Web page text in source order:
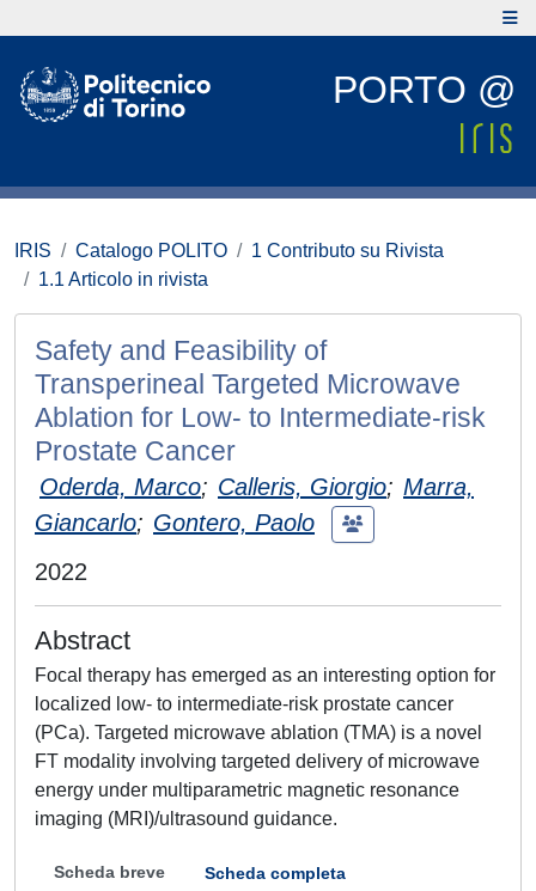
PORTO @
IRIS Catalogo POLITO
1 Contributo su Rivista
1.1 Articolo in rivista
Safety and Feasibility of
Transperineal Targeted Microwave
Ablation for Low- to Intermediate-risk
Prostate Cancer
Oderda, Marco; Calleris, Giorgio; Marra,
Giancarlo; Gontero, Paolo
2022
Abstract
Focal therapy has emerged as an interesting option for
localized low- to intermediate-risk prostate cancer
(PCa). Targeted microwave ablation (TMA) is a novel
FT modality involving targeted delivery of microwave
energy under multiparametric magnetic resonance
imaging (MRI)/ultrasound guidance.
Scheda breve Scheda completa